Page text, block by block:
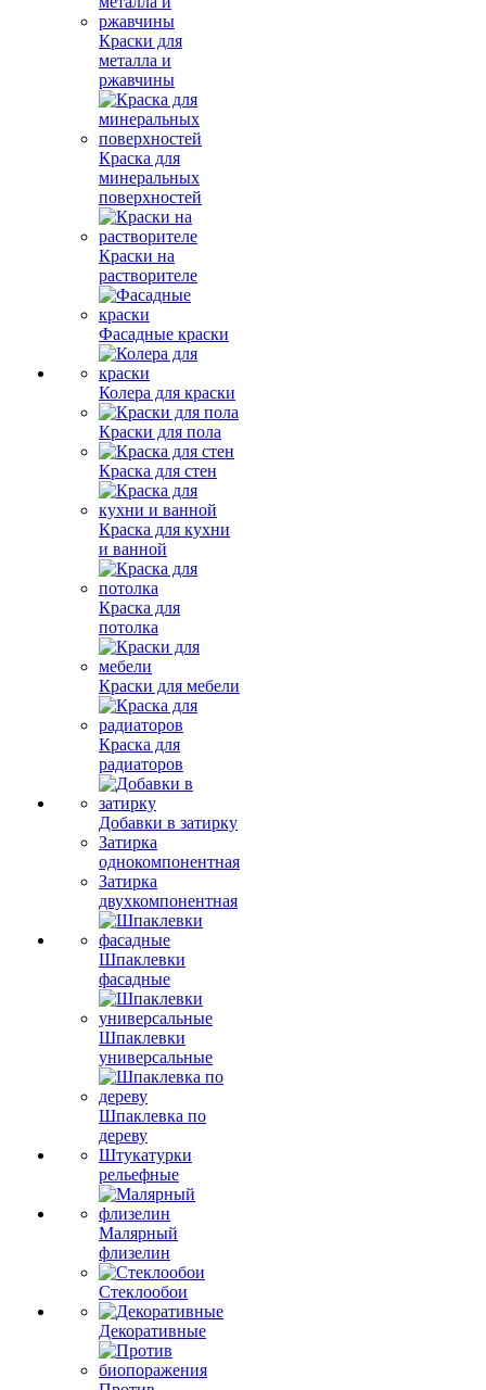
Краски для
металла и
ржавчины
Краска для
минеральных
поверхностей
Краски на
растворителе
Фасадные краски
Колера для краски
Краски для пола
Краска для стен
Краска для кухни
и ванной
Краска для
потолка
Краски для мебели
Краска для
радиаторов
Добавки в затирку
Затирка
однокомпонентная
Затирка
двухкомпонентная
Шпаклевки
фасадные
Шпаклевки
универсальные
Шпаклевка по
дереву
Штукатурки
рельефные
Малярный
флизелин
Стеклообои
Декоративные